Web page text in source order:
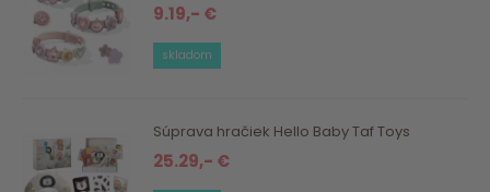
9.19,- €
skladom
Súprava hračiek Hello Baby Taf Toys
25.29,- €